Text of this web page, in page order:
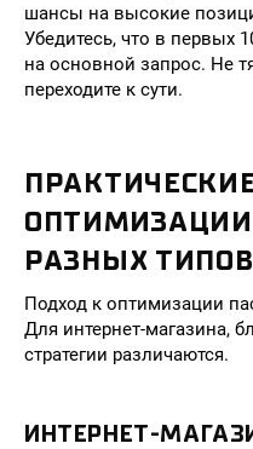
шансы на высокие
Убедитесь, что в первых
на основной запрос. Не
переходите к сути.
РАЗНЫХ
Подход к оптимизации
Для интернет-магазина,
стратегии различаются.
ИНТЕРНЕТ-